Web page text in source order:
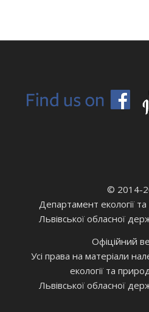
© 2014-
Департамент екології
Львівської обласної
Офіційний
Усі права на матеріали
екології та
Львівської обласної